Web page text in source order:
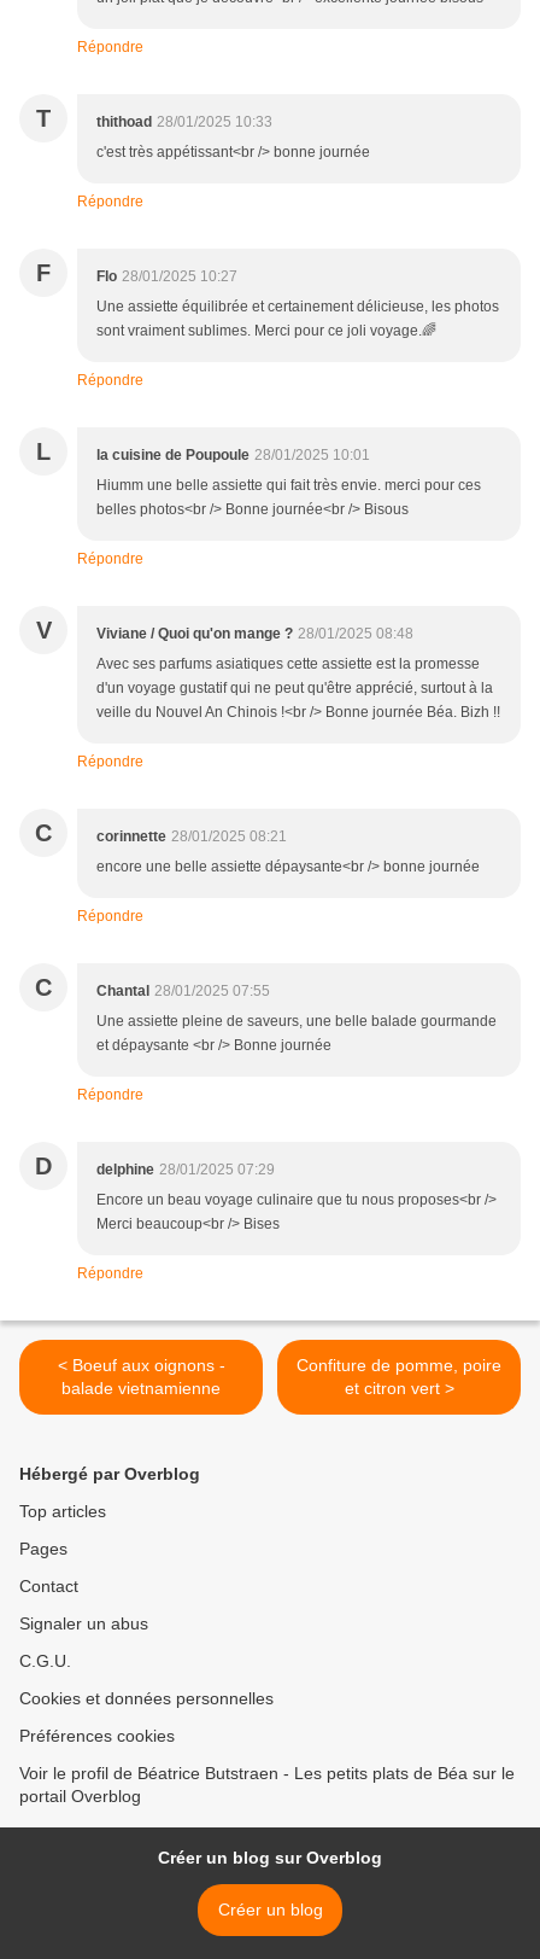
Répondre
T thithoad 28/01/2025 10:33
c'est très appétissant<br /> bonne journée
Répondre
F Flo 28/01/2025 10:27
Une assiette équilibrée et certainement délicieuse, les photos
sont vraiment sublimes. Merci pour ce joli voyage.🌈
Répondre
L la cuisine de Poupoule 28/01/2025 10:01
Hiumm une belle assiette qui fait très envie. merci pour ces
belles photos<br /> Bonne journée<br /> Bisous
Répondre
V Viviane / Quoi qu'on mange ? 28/01/2025 08:48
Avec ses parfums asiatiques cette assiette est la promesse
d'un voyage gustatif qui ne peut qu'être apprécié, surtout à la
veille du Nouvel An Chinois !<br /> Bonne journée Béa. Bizh !!
Répondre
C corinnette 28/01/2025 08:21
encore une belle assiette dépaysante<br /> bonne journée
Répondre
C Chantal 28/01/2025 07:55
Une assiette pleine de saveurs, une belle balade gourmande
et dépaysante <br /> Bonne journée
Répondre
D delphine 28/01/2025 07:29
Encore un beau voyage culinaire que tu nous proposes<br />
Merci beaucoup<br /> Bises
Répondre
< Boeuf aux oignons -
balade vietnamienne
Confiture de pomme, poire
et citron vert >
Hébergé par Overblog
Top articles
Pages
Contact
Signaler un abus
C.G.U.
Cookies et données personnelles
Préférences cookies
Voir le profil de Béatrice Butstraen - Les petits plats de Béa sur le
portail Overblog
Créer un blog sur Overblog
Créer un blog